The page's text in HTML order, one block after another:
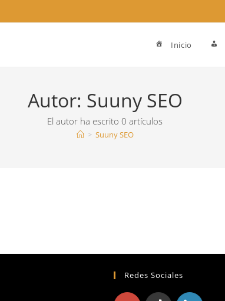
Inicio
Autor: Suuny SEO
El autor ha escrito 0 artículos
> Suuny SEO
Redes Sociales